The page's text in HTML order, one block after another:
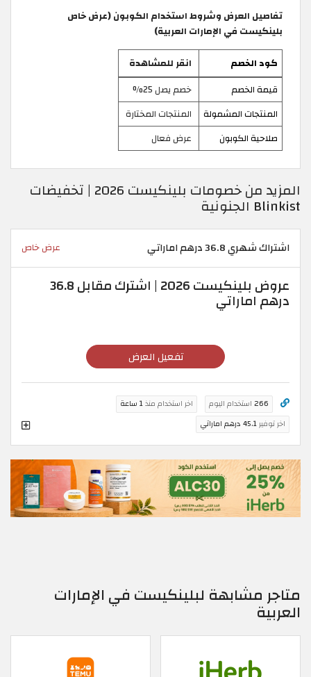
تفاصيل العرض وشروط استخدام الكوبون (عرض خاص
بلينكيست في الإمارات العربية)
كود الخصم
انقر للمشاهدة
قيمة الخصم
خصم يصل 25%
المنتجات المشمولة
المنتجات المختارة
صلاحية الكوبون
عرض فعال
المزيد من خصومات بلينكيست 2026 | تخفيضات
Blinkist الجنونية
اشتراك شهري 36.8 درهم اماراتي عرض خاص
عروض بلينكيست 2026 | اشترك مقابل 36.8
درهم اماراتي
تفعيل العرض
266 استخدام اليوم اخر استخدام منذ1 ساعة
اخر توفير45.1 درهم اماراتي
متاجر مشابهة لبلينكيست في الإمارات
العربية